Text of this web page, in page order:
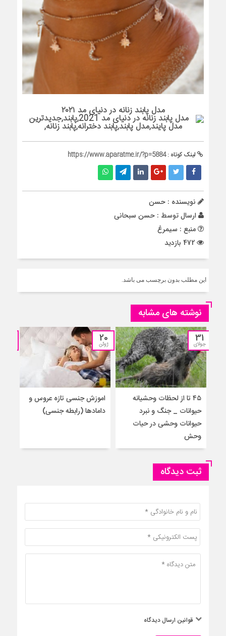
مدل پابند زنانه در دنیای مد ۲۰۲۱
لینک کوتاه :https://www.aparatme.ir/?p=5884
نویسنده : حسن
ارسال توسط : حسن سبحانی
منبع : سیمرغ
این مطلب بدون برچسب می باشد.
نوشته های مشابه
31
جولای
۴۵ تا از لحظات وحشیانه
حیوانات _ جنگ و نبرد
حیوانات وحشی در حیات
وحش
20
ژوئن
اموزش‌ جنسی تازه عروس و
دامادها (رابطه جنسی)
ثبت دیدگاه
قوانین ارسال دیدگاه